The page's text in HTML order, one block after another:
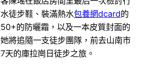
徒步鞋、裝滿熱水包養網dcard的
的防曬霜，以及一本皮質封面的
將追隨一支徒步團隊，前去山南市
天的庫拉崗日徒步之旅。